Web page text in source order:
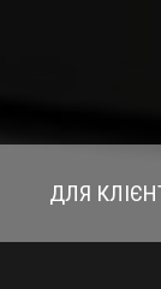
ДЛЯ